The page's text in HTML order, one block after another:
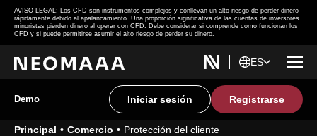
AVISO LEGAL: Los CFD son instrumentos complejos y conllevan un alto riesgo de perder dinero
rápidamente debido al apalancamiento. Una proporción significativa de las cuentas de inversores
minoristas pierden dinero al operar con CFD. Debe considerar si comprende cómo funcionan los
CFD y si puede permitirse asumir el alto riesgo de perder su dinero.
ES
Demo Iniciar sesión Registrarse
Principal Comercio Protección del cliente